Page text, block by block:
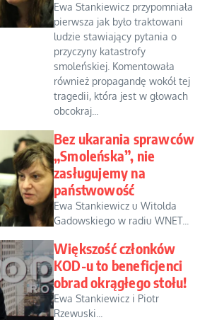
Ewa Stankiewicz przypomniała
pierwsza jak było traktowani
ludzie stawiający pytania o
przyczyny katastrofy
smoleńskiej. Komentowała
również propagandę wokół tej
tragedii, która jest w głowach
obcokraj...
Bez ukarania sprawców
„Smoleńska”, nie
zasługujemy na
państwowość
Ewa Stankiewicz u Witolda
Gadowskiego w radiu WNET...
Większość członków
KOD-u to beneficjenci
obrad okrągłego stołu!
Ewa Stankiewicz i Piotr
Rzewuski...